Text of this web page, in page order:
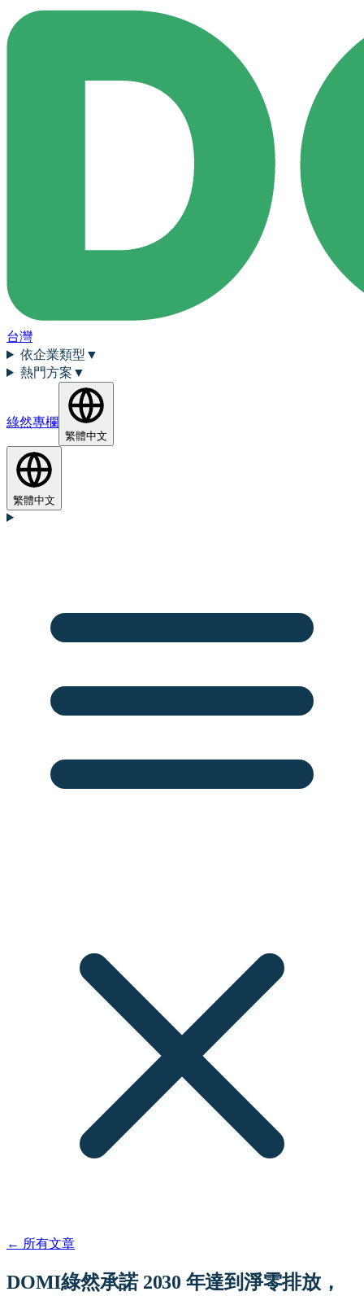
台灣
依企業類型 ▼
熱門方案 ▼
綠然專欄
繁體中文
繁體中文
← 所有文章
DOMI綠然承諾 2030 年達到淨零排放，